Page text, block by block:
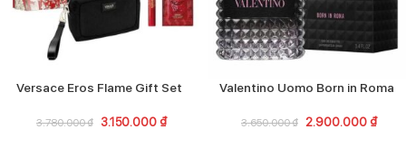
Versace Eros Flame Gift Set
3.780.000₫ 3.150.000 ₫
Valentino Uomo Born in Roma
3.650.000₫ 2.900.000 ₫